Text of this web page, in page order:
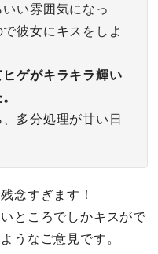
い雰囲気になっ
彼女にキスをしよ
ゲがキラキラ輝い
多分処理が甘い日
念すぎます！
ところでしかキスがで
うなご意見です。